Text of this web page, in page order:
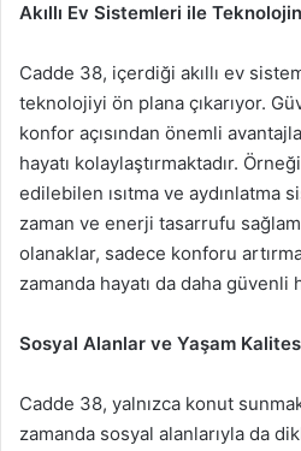
Akıllı Ev Sistemleri ile
Cadde 38, içerdiği akıllı ev
teknolojiyi ön plana çıkarıyor.
konfor açısından önemli
hayatı kolaylaştırmaktadır.
edilebilen ısıtma ve aydınlatma
zaman ve enerji tasarrufu
olanaklar, sadece konforu
zamanda hayatı da daha güvenli
Sosyal Alanlar ve Yaşam
Cadde 38, yalnızca konut
zamanda sosyal alanlarıyla da